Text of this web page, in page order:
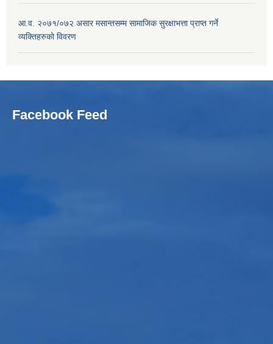
आ.व. २०७१/०७२ असार मसान्तसम्म सामाजिक सुरक्षाभत्ता प्राप्त गर्ने
व्यक्तिहरुको विवरण
Facebook Feed